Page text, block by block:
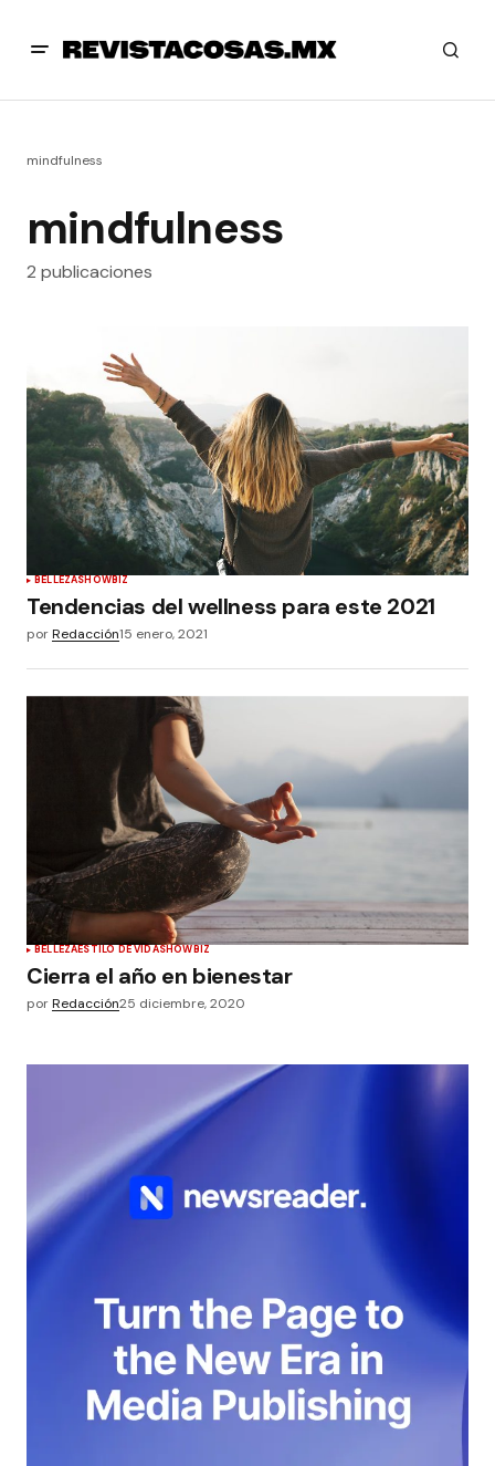
mindfulness
mindfulness
2 publicaciones
BELLEZASHOWBIZ
Tendencias del wellness para este 2021
porRedacción15 enero, 2021
BELLEZAESTILO DE VIDASHOWBIZ
Cierra el año en bienestar
porRedacción25 diciembre, 2020